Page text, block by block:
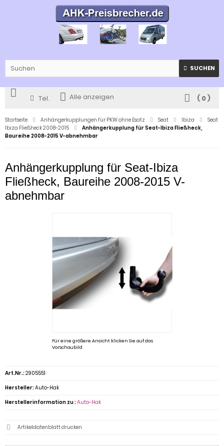
SUCHEN
Tel. Alle anzeigen ( 0)
Startseite Anhängerkupplungen für PKW ohne Esatz Seat Ibiza
Seat
Ibiza Fließheck 2008-2015
Anhängerkupplung für Seat-Ibiza Fließheck,
Baureihe 2008-2015 V-abnehmbar
Anhängerkupplung für Seat-Ibiza
Fließheck, Baureihe 2008-2015 V-
abnehmbar
Für eine größere Ansicht klicken Sie auf das
Vorschaubild
Art.Nr.:2905551
Hersteller:Auto-Hak
Herstellerinformation zu :Auto-Hak
Artikeldatenblatt drucken